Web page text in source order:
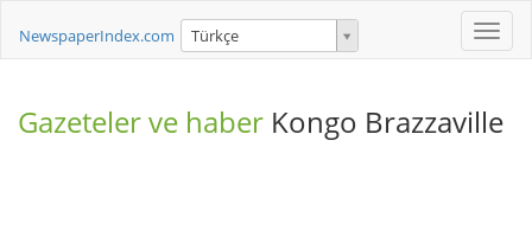
Toggle
NewspaperIndex.com Türkçe
Gazeteler ve haber Kongo Brazzaville